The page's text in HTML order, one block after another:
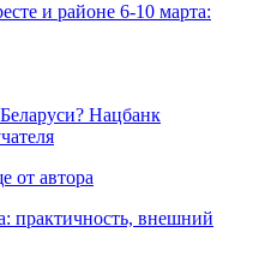
и районе 6-10 марта:
Нацбанк
от автора
практичность, внешний